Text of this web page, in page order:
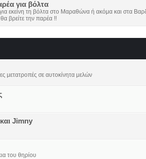
για βόλτα
εκείνη τη βόλτα στο Μαραθώνα ή ακόμα και στα
βρείτε την παρέα !!
μετατροπές σε αυτοκίνητα μελών
Jimny
του θηρίου